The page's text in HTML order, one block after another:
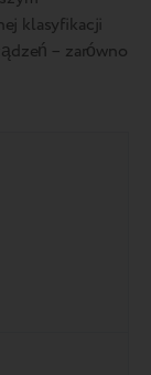
klasyfikacji
– zarówno